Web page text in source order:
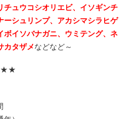
チュウコシオリエビ、イソギンチ
ーシュリンプ、アカシマシラヒゲ
ボイソバナガニ、ウミテング、ネ
カタザメなどなど～